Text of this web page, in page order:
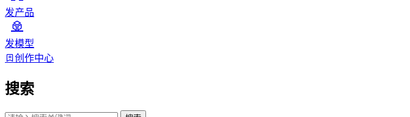
发产品
发模型
创作中心
搜索